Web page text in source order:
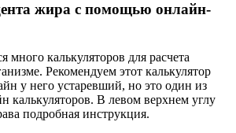
жира с помощью онлайн-
много калькуляторов для расчета
Рекомендуем этот калькулятор
у него устаревший, но это один из
калькуляторов. В левом верхнем углу
подробная инструкция.